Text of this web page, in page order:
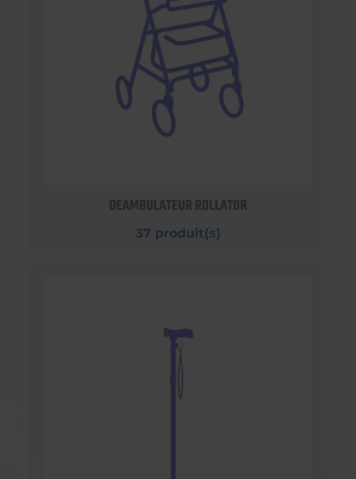
DEAMBULATEUR ROLLATOR
37 produit(s)